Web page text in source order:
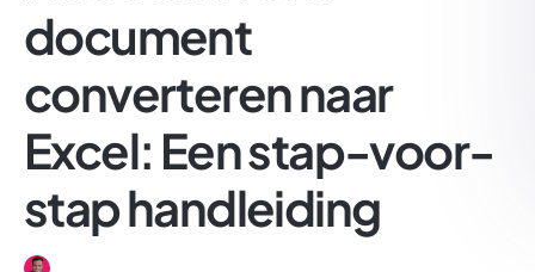
document
converteren naar
Excel: Een stap-voor-
stap handleiding